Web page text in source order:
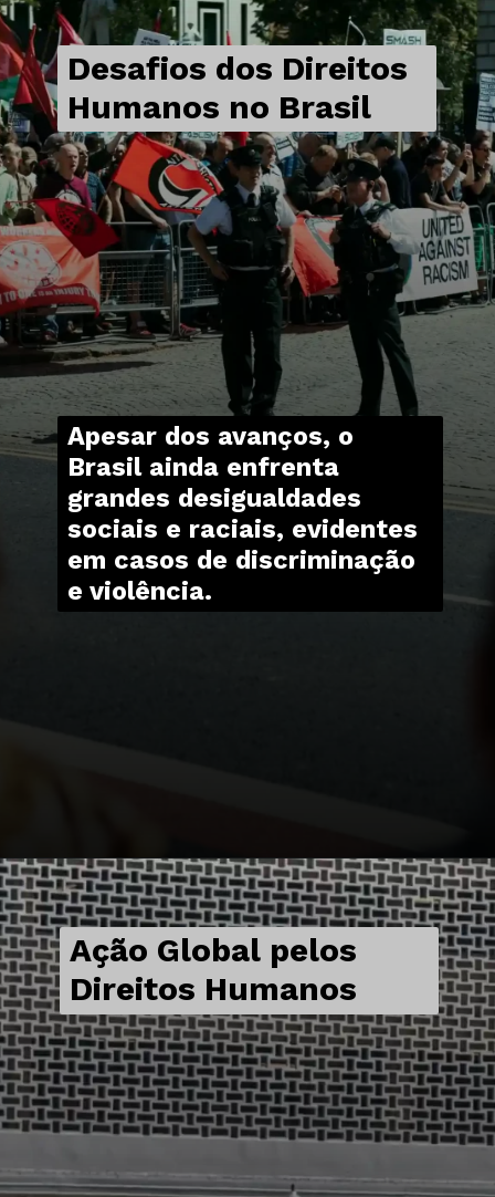
Desafios dos Direitos
Humanos no Brasil
Apesar dos avanços, o
Brasil ainda enfrenta
grandes desigualdades
sociais e raciais, evidentes
em casos de discriminação
e violência.
Ação Global pelos
Direitos Humanos